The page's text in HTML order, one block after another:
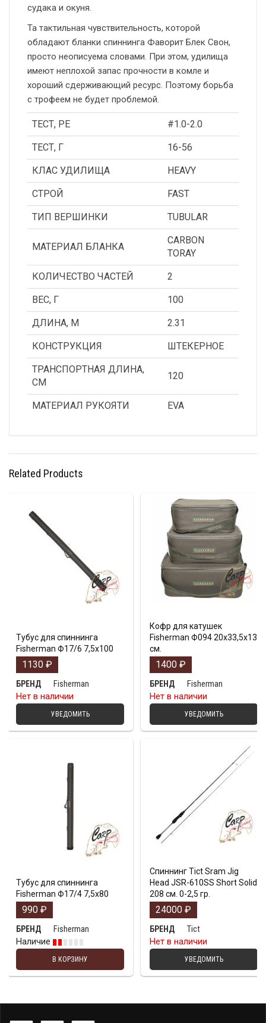
судака и окуня.
Та тактильная чувствительность, которой
обладают бланки спиннинга Фаворит Блек Свон,
просто неописуема словами. При этом, удилища
имеют неплохой запас прочности в комле и
хороший сдерживающий ресурс. Поэтому борьба
с трофеем не будет проблемой.
ТЕСТ, PE #1.0-2.0
ТЕСТ, Г 16-56
КЛАС УДИЛИЩА HEAVY
СТРОЙ FAST
ТИП ВЕРШИНКИ TUBULAR
МАТЕРИАЛ БЛАНКА
CARBON
TORAY
КОЛИЧЕСТВО ЧАСТЕЙ 2
ВЕС, Г 100
ДЛИНА, М 2.31
КОНСТРУКЦИЯ ШТЕКЕРНОЕ
ТРАНСПОРТНАЯ ДЛИНА,
СМ
120
МАТЕРИАЛ РУКОЯТИ EVA
Related Products
Тубус для спиннинга
Fisherman Ф17/6 7,5х100
1130 ₽
БРЕНД
Fisherman
Нет в наличии
УВЕДОМИТЬ
Кофр для катушек
Fisherman Ф094 20х33,5х13
см.
1400 ₽
БРЕНД
Fisherman
Нет в наличии
УВЕДОМИТЬ
Тубус для спиннинга
Fisherman Ф17/4 7,5х80
990 ₽
БРЕНД
Fisherman
Наличие
В КОРЗИНУ
Спиннинг Tict Sram Jig
Head JSR-610SS Short Solid
208 см. 0-2,5 гр.
24000 ₽
БРЕНД
Tict
Нет в наличии
УВЕДОМИТЬ